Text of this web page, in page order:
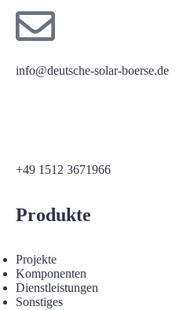
info@deutsche-solar-boerse.de
+49 1512 3671966
Produkte
Projekte
Komponenten
Dienstleistungen
Sonstiges